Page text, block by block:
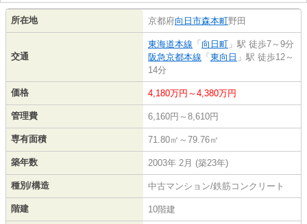
所在地 京都府向日市森本町野田
交通
東海道本線 「 向日町 」駅 徒歩7～9分
阪急京都本線 「 東向日 」駅 徒歩12～
14分
価格 4,180万円～4,380万円
管理費 6,160円～8,610円
専有面積 71.80㎡～79.76㎡
築年数 2003年 2月 (築23年)
種別/構造 中古マンション/鉄筋コンクリート
階建 10階建